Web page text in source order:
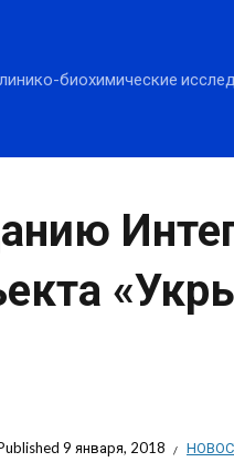
биохимические
9 января, 2018